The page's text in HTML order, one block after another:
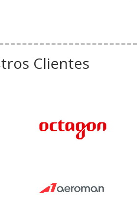
Clientes